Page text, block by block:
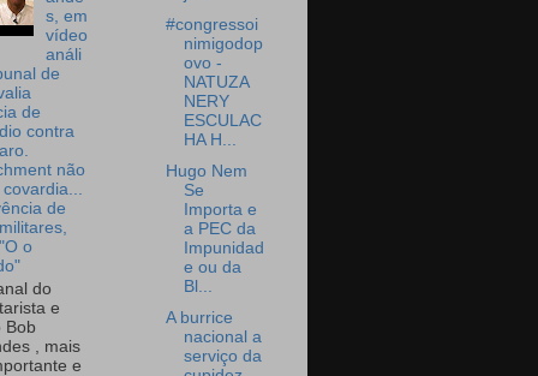
s, em
vídeo
análi
de
de
contra
não
de
o
do
e
Bob
, mais
e
#congressoi
nimigodop
ovo -
NATUZA
NERY
ESCULAC
HA H...
Hugo Nem
Se
Importa e
a PEC da
Impunidad
e ou da
Bl...
A burrice
nacional a
serviço da